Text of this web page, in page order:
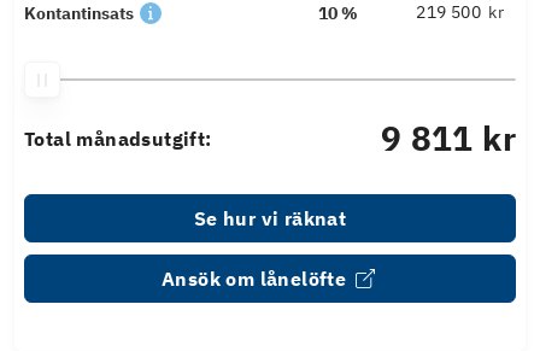
Kontantinsats 10 % kr
Total månadsutgift: 9 811 kr
Se hur vi räknat
Ansök om lånelöfte